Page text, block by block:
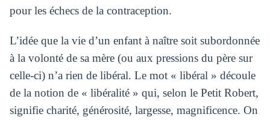
pour les échecs de la contraception.
L’idée que la vie d’un enfant à naître soit subordonnée
à la volonté de sa mère (ou aux pressions du père sur
celle-ci) n’a rien de libéral. Le mot « libéral » découle
de la notion de « libéralité » qui, selon le Petit Robert,
signifie charité, générosité, largesse, magnificence. On